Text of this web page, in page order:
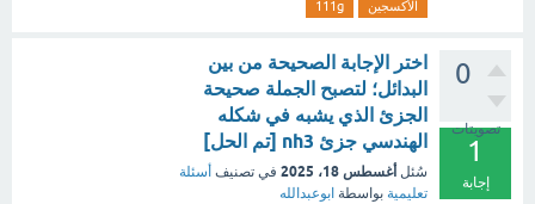
الأكسجين
111g
0
تصويتات
1
إجابة
اختر الإجابة الصحيحة من بين
البدائل؛ لتصبح الجملة صحيحة
الجزئ الذي يشبه في شكله
الهندسي جزئ nh3 [تم الحل]
سُئل أغسطس 18، 2025 في تصنيف أسئلة
تعليمية بواسطة ابوعبدالله